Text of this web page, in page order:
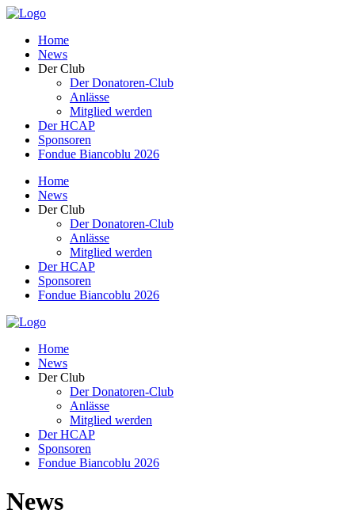
Home
News
Der Club
Der Donatoren-Club
Anlässe
Mitglied werden
Der HCAP
Sponsoren
Fondue Biancoblu 2026
Home
News
Der Club
Der Donatoren-Club
Anlässe
Mitglied werden
Der HCAP
Sponsoren
Fondue Biancoblu 2026
Home
News
Der Club
Der Donatoren-Club
Anlässe
Mitglied werden
Der HCAP
Sponsoren
Fondue Biancoblu 2026
News